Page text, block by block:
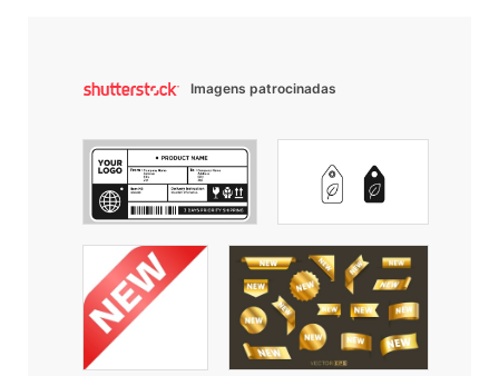
Imagens patrocinadas